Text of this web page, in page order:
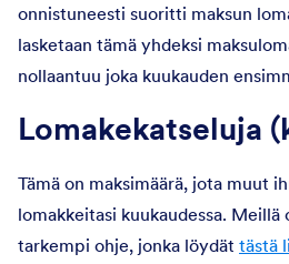
onnistuneesti suoritti maksun
lasketaan tämä yhdeksi
nollaantuu joka kuukauden
Lomakekatseluja
Tämä on maksimäärä, jota muut
lomakkeitasi kuukaudessa.
tarkempi ohje, jonka löydät tästä